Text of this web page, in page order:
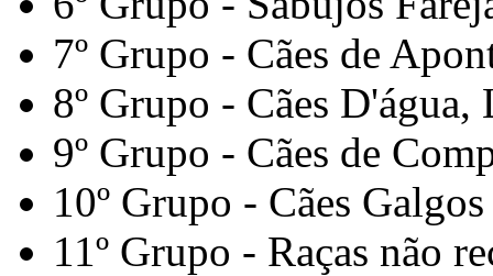
7º Grupo - Cães de
8º Grupo - Cães
9º Grupo - Cães de
10º Grupo - Cães
11º Grupo - Raças não